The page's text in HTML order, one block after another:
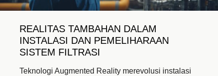
REALITAS TAMBAHAN DALAM
INSTALASI DAN PEMELIHARAAN
SISTEM FILTRASI
Teknologi Augmented Reality merevolusi instalasi